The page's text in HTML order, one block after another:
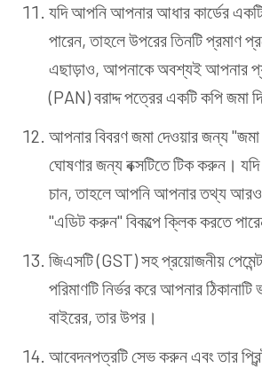
যদি আপনি আপনার আধার কার্ডের
পারেন, তাহলে উপরের তিনটি প্রমাণ
এছাড়াও, আপনাকে অবশ্যই আপনার
(PAN) বরাদ্দ পত্রের একটি কপি জমা
আপনার বিবরণ জমা দেওয়ার জন্য "জমা
ঘোষণার জন্য বক্সটিতে টিক করুন।
চান, তাহলে আপনি আপনার তথ্য
"এডিট করুন" বিকল্পে ক্লিক করতে
জিএসটি (GST) সহ প্রয়োজনীয়
পরিমাণটি নির্ভর করে আপনার ঠিকানাটি
বাইরের, তার উপর।
আবেদনপত্রটি সেভ করুন এবং তার